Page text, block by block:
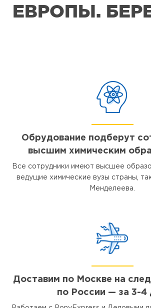
ЕВРОПЫ.
Обрудование подберут
высшим химическим
Все сотрудники имеют высшее
ведущие химические вузы страны,
Менделеева.
Доставим по Москве на
по России — за 3-4